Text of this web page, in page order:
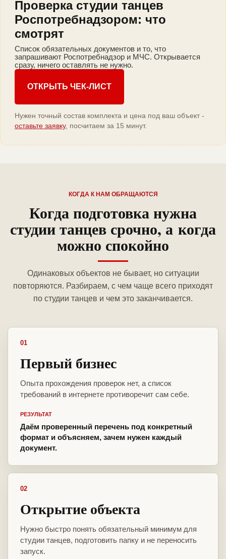
Проверка студии танцев
Роспотребнадзором: что
смотрят
Список обязательных документов и то, что
запрашивают Роспотребнадзор и МЧС. Открывается
сразу, ничего оставлять не нужно.
ОТКРЫТЬ ЧЕК-ЛИСТ
Нужен точный состав комплекта и цена под ваш объект -
оставьте заявку, посчитаем за 15 минут.
КОГДА К НАМ ОБРАЩАЮТСЯ
Когда подготовка нужна
студии танцев срочно, а когда
можно спокойно
Одинаковых объектов не бывает, но ситуации
повторяются. Разбираем, с чем чаще всего приходят
по студии танцев и чем это заканчивается.
01
Первый бизнес
Опыта прохождения проверок нет, а список
требований в интернете противоречит сам себе.
РЕЗУЛЬТАТ
Даём проверенный перечень под конкретный
формат и объясняем, зачем нужен каждый
документ.
02
Открытие объекта
Нужно быстро понять обязательный минимум для
студии танцев, подготовить папку и не переносить
запуск.